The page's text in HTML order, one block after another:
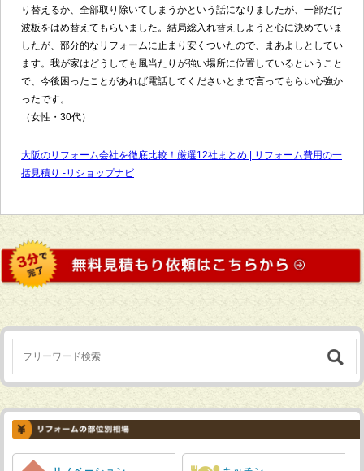
り替えるか、全部取り除いてしまうかという話になりましたが、一部だけ
波板をはめ替えてもらいました。結局総入れ替えしようと心に決めていま
したが、部分的なリフォームに止まり安くついたので、まあよしとしてい
ます。我が家はどうしても風当たりが強い場所に位置しているということ
で、今後困ったことがあれば電話してくださいとまで言ってもらい心強か
ったです。
（女性・30代）
大阪のリフォーム会社を徹底比較！厳選12社まとめ | リフォーム費用の一
括見積り -リショップナビ